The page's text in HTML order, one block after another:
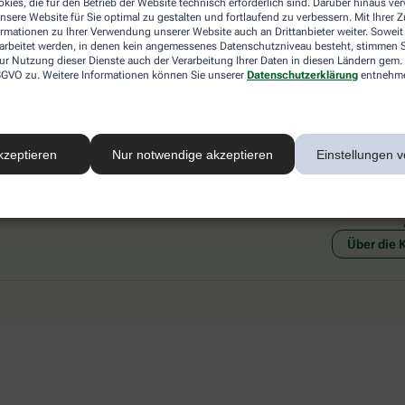
die für den Betrieb der Website technisch erforderlich sind. Darüber hinaus
Website für Sie optimal zu gestalten und fortlaufend zu verbessern. Mit Ihrer
zu Ihrer Verwendung unserer Website auch an Drittanbieter weiter. Soweit
werden, in denen kein angemessenes Datenschutzniveau besteht, stimmen
Nutzung dieser Dienste auch der Verarbeitung Ihrer Daten in diesen Ländern
zu. Weitere Informationen können Sie unserer Datenschutzerklärung
Nur notwendige akzeptieren Einstellungen
einer anderen akzeptierten
Ihrer Apotheke vor Ort.
Abholung in der Apotheke
Botendienstlieferung
Über die